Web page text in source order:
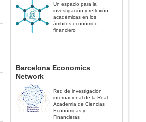
Un espacio para la
investigación y reflexión
académicas en los
ámbitos económico-
financiero
Barcelona Economics
Network
Red de investigación
internacional de la Real
Academia de Ciencias
Económicas y
Financieras